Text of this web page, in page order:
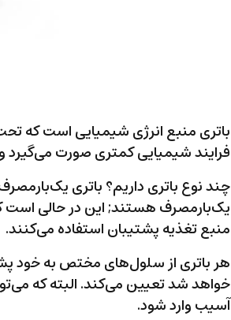
باتری منبع انرژی شیمیایی است که
فرایند شیمیایی کمتری صورت می‌گیرد
چند نوع باتری داریم؟ باتری
یک‌بارمصرف هستند; این در حالی است
منبع تغذیه پشتیبان استفاده می‌کنند.
هر باتری از سلول‌های مختص به خود
خواهد شد تعیین می‌کند. البته که
آسیب وارد شود.